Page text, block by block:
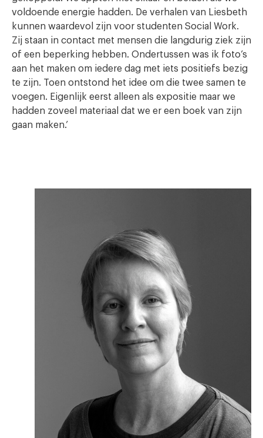
voldoende energie hadden. De verhalen van Liesbeth
kunnen waardevol zijn voor studenten Social Work.
Zij staan in contact met mensen die langdurig ziek zijn
of een beperking hebben. Ondertussen was ik foto’s
aan het maken om iedere dag met iets positiefs bezig
te zijn. Toen ontstond het idee om die twee samen te
voegen. Eigenlijk eerst alleen als expositie maar we
hadden zoveel materiaal dat we er een boek van zijn
gaan maken.’